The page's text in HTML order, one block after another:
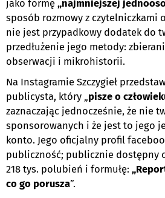
jako formę „najmniejszej
sposób rozmowy z czytelniczkami
nie jest przypadkowy dodatek do
przedłużenie jego metody:
obserwacji i mikrohistorii.
Na Instagramie Szczygieł
publicysta, który „pisze o
zaznaczając jednocześnie, że nie
sponsorowanych i że jest to jego
konto. Jego oficjalny profil
publiczność; publicznie dostępny
218 tys. polubień i formułę:
co go porusza”.